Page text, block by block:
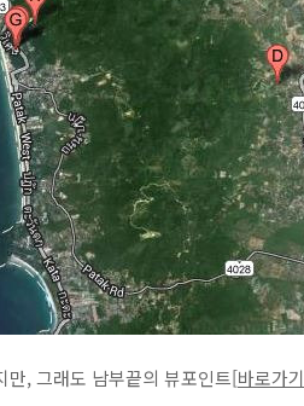
만, 그래도 남부끝의 뷰포인트[바로가기